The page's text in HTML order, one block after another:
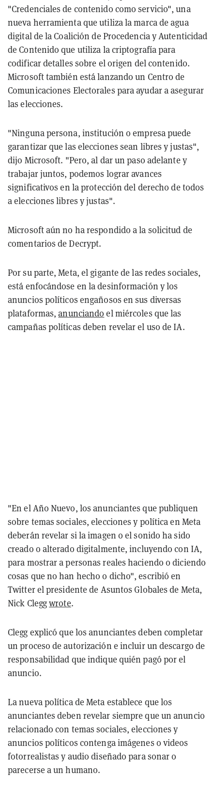
"Credenciales de contenido como servicio", una
nueva herramienta que utiliza la marca de agua
digital de la Coalición de Procedencia y Autenticidad
de Contenido que utiliza la criptografía para
codificar detalles sobre el origen del contenido.
Microsoft también está lanzando un Centro de
Comunicaciones Electorales para ayudar a asegurar
las elecciones.
"Ninguna persona, institución o empresa puede
garantizar que las elecciones sean libres y justas",
dijo Microsoft. "Pero, al dar un paso adelante y
trabajar juntos, podemos lograr avances
significativos en la protección del derecho de todos
a elecciones libres y justas".
Microsoft aún no ha respondido a la solicitud de
comentarios de Decrypt.
Por su parte, Meta, el gigante de las redes sociales,
está enfocándose en la desinformación y los
anuncios políticos engañosos en sus diversas
plataformas,anunciando el miércoles que las
campañas políticas deben revelar el uso de IA.
"En el Año Nuevo, los anunciantes que publiquen
sobre temas sociales, elecciones y política en Meta
deberán revelar si la imagen o el sonido ha sido
creado o alterado digitalmente, incluyendo con IA,
para mostrar a personas reales haciendo o diciendo
cosas que no han hecho o dicho", escribió en
Twitter el presidente de Asuntos Globales de Meta,
Nick Cleggwrote.
Clegg explicó que los anunciantes deben completar
un proceso de autorización e incluir un descargo de
responsabilidad que indique quién pagó por el
anuncio.
La nueva política de Meta establece que los
anunciantes deben revelar siempre que un anuncio
relacionado con temas sociales, elecciones y
anuncios políticos contenga imágenes o videos
fotorrealistas y audio diseñado para sonar o
parecerse a un humano.